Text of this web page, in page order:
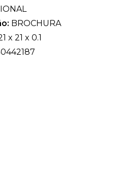
BROCHURA
x 21 x 0.1